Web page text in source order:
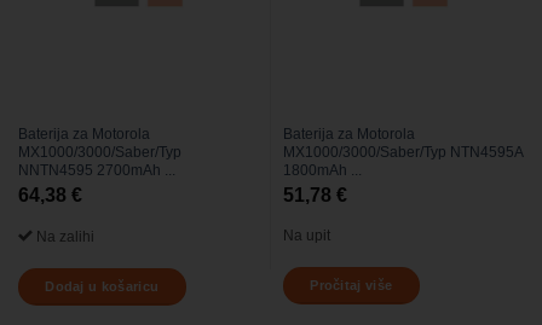
Baterija za Motorola
MX1000/3000/Saber/Typ
NNTN4595 2700mAh ...
64,38 €
Na zalihi
Dodaj u košaricu
Baterija za Motorola
MX1000/3000/Saber/Typ NTN4595A
1800mAh ...
51,78 €
Na upit
Pročitaj više